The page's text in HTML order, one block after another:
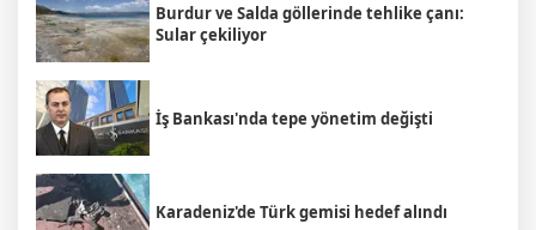
Burdur ve Salda göllerinde tehlike çanı:
Sular çekiliyor
İş Bankası'nda tepe yönetim değişti
Karadeniz'de Türk gemisi hedef alındı